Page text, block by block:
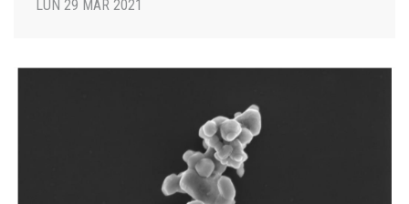
LUN 29 MAR 2021